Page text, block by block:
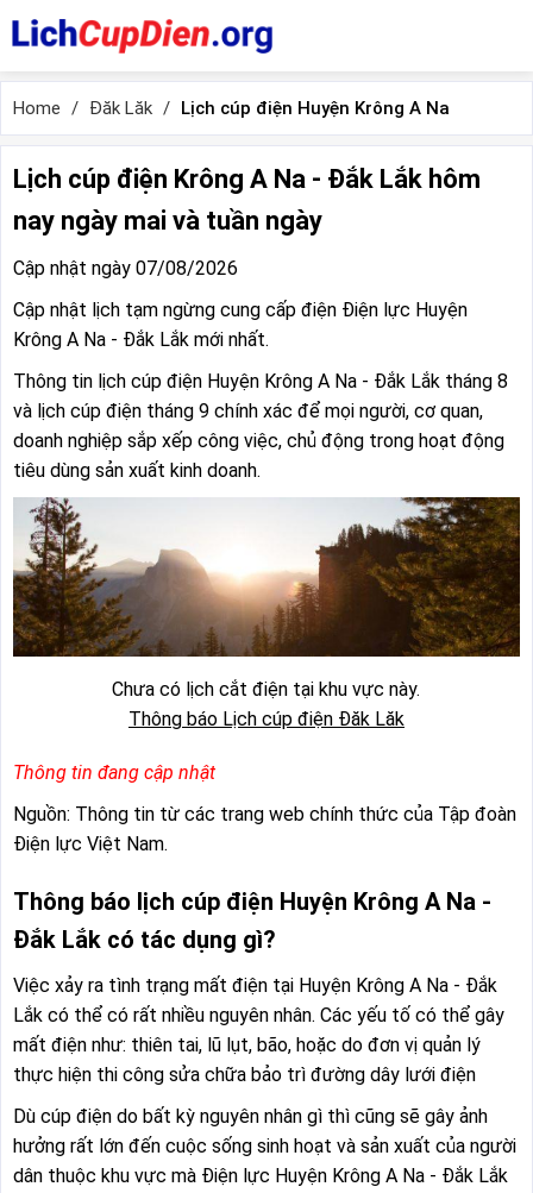
Home Đăk Lăk Lịch cúp điện Huyện Krông A Na
Lịch cúp điện Krông A Na - Đắk Lắk hôm
nay ngày mai và tuần ngày
Cập nhật ngày 07/08/2026
Cập nhật lịch tạm ngừng cung cấp điện Điện lực Huyện
Krông A Na - Đắk Lắk mới nhất.
Thông tin lịch cúp điện Huyện Krông A Na - Đắk Lắk tháng 8
và lịch cúp điện tháng 9 chính xác để mọi người, cơ quan,
doanh nghiệp sắp xếp công việc, chủ động trong hoạt động
tiêu dùng sản xuất kinh doanh.
Chưa có lịch cắt điện tại khu vực này.
Thông báo Lịch cúp điện Đăk Lăk
Thông tin đang cập nhật
Nguồn: Thông tin từ các trang web chính thức của Tập đoàn
Điện lực Việt Nam.
Thông báo lịch cúp điện Huyện Krông A Na -
Đắk Lắk có tác dụng gì?
Việc xảy ra tình trạng mất điện tại Huyện Krông A Na - Đắk
Lắk có thể có rất nhiều nguyên nhân. Các yếu tố có thể gây
mất điện như: thiên tai, lũ lụt, bão, hoặc do đơn vị quản lý
thực hiện thi công sửa chữa bảo trì đường dây lưới điện
Dù cúp điện do bất kỳ nguyên nhân gì thì cũng sẽ gây ảnh
hưởng rất lớn đến cuộc sống sinh hoạt và sản xuất của người
dân thuộc khu vực mà Điện lực Huyện Krông A Na - Đắk Lắk